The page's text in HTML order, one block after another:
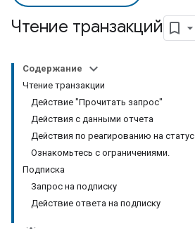
Чтение транзакций
Содержание
Чтение транзакции
Действие "Прочитать запрос"
Действия с данными отчета
Действия по реагированию на статус
Ознакомьтесь с ограничениями.
Подписка
Запрос на подписку
Действие ответа на подписку